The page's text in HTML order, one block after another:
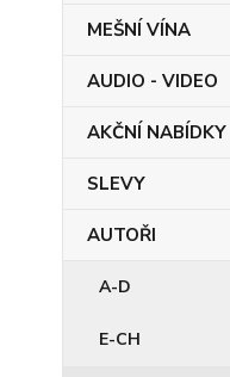
MEŠNÍ VÍNA
AUDIO - VIDEO
AKČNÍ NABÍDKY
SLEVY
AUTOŘI
A-D
E-CH